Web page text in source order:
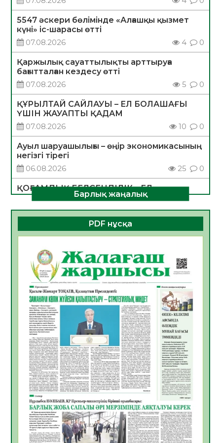
5547 әскери бөлімінде «Алғашқы қызмет
күні» іс-шарасы өтті
07.08.2026
4 0
Қаржылық сауаттылықты арттыруға
бағытталған кездесу өтті
07.08.2026
5 0
ҚҰРЫЛТАЙ САЙЛАУЫ – ЕЛ БОЛАШАҒЫ
ҮШІН ЖАУАПТЫ ҚАДАМ
07.08.2026
10 0
Ауыл шаруашылығы – өңір экономикасының
негізгі тірегі
06.08.2026
25 0
ҚОҒАМДЫҚ БЕЛСЕНДІЛІК – ЕЛ
ДАМУЫНЫҢ НЕГІЗІ
06.08.2026
23 0
ҚҰРЫЛТАЙ САЙЛАУЫ – БОЛАШАҚҚА
06.08.2026
Инфекциялық ауруларға қарсы иммундау
жұмыстарының тиімділігі
06.08.2026
27
Көкжөтел ауруы туралы
06.08.2026
24
АПВ вакцинасы туралы мәлімет
06.08.2026
25
Open Air: Қызылорда облысы полиция
департаменті 20 мыңнан астам
көрерменнің қауіпсіздігін қамтамасыз етті
06.08.2026
37
ҚЫЗЫЛОРДАДА «САНАЛЫ ҰРПАҚ –
ЖАРҚЫН БОЛАШАҚ» АТТЫ КЕҢЕЙТІЛГЕН
Барлық жаңалық
PDF нұсқа